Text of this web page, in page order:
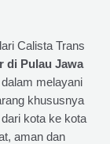
Calista Trans
di Pulau Jawa
melayani
khususnya
kota ke kota
aman dan